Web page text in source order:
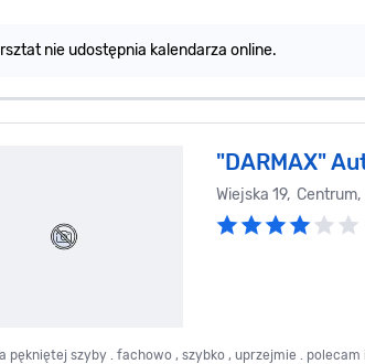
nie udostępnia kalendarza online.
"DARMAX"
Wiejska 19, Centrum,
pękniętej szyby . fachowo , szybko , uprzejmie . polecam